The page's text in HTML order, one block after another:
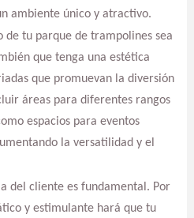
ambiente único y atractivo.
de tu parque de trampolines sea
que tenga una estética
que promuevan la diversión
áreas para diferentes rangos
espacios para eventos
la versatilidad y el
del cliente es fundamental. Por
y estimulante hará que tu